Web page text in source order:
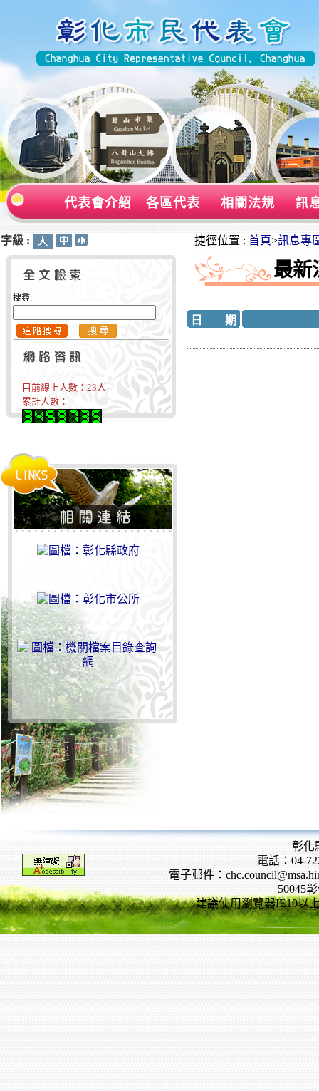
代表會介紹 各區代表 相關法規 訊
字級 :
搜尋:
目前線上人數： 23人
累計人數：
捷徑位置 : 首頁>訊息專
最新
日 期
彰化
電話：04-
電子郵件：
50045
建議使用瀏覽器IE10以